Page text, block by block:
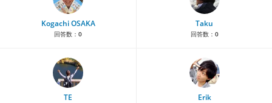
Kogachi OSAKA
回答数： 0
Taku
回答数： 0
TE Erik